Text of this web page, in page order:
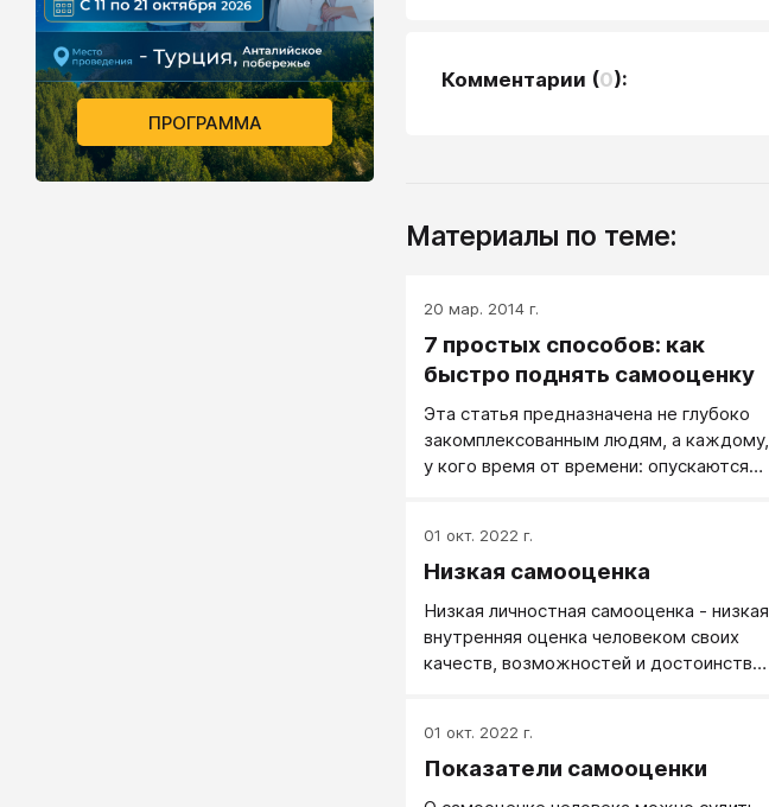
Комментарии (0):
Материалы по теме:
20 мар. 2014 г.
7 простых способов: как
быстро поднять самооценку
Эта статья предназначена не глубоко
закомплексованным людям, а каждому,
у кого время от времени: опускаются
сомнение в себе, иногда проскакивает
неверие в свои силы. Словом, для
01 окт. 2022 г.
Низкая самооценка
Низкая личностная самооценка - низкая
внутренняя оценка человеком своих
качеств, возможностей и достоинств.
себя ведет и на что решается.
01 окт. 2022 г.
Показатели самооценки
ПРОГРАММА